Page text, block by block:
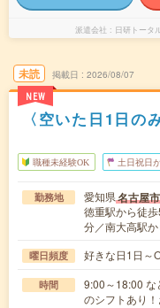
派遣会社 日研トータ
未読
NEW
掲載日 2026/08/07
〈空いた日1日の
職種未経験OK 土日祝日
勤務地 愛知県名古屋
徳重駅から徒
分／南大高駅
曜日頻度 好きな日1日～
時間
9:00～18:00
のシフトあり